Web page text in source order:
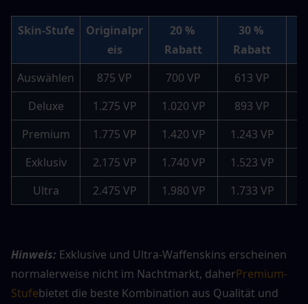
Skin-Stufe
Originalpr
eis
20 %
Rabatt
30 %
Rabatt
Auswählen
875 VP 700 VP 613 VP
Deluxe
1.275 VP 1.020 VP 893 VP
Premium
1.775 VP 1.420 VP 1.243 VP
Exklusiv
2.175 VP 1.740 VP 1.523 VP
Ultra
2.475 VP 1.980 VP 1.733 VP
Hinweis: Exklusive und Ultra-Waffenskins erscheinen
normalerweise nicht im Nachtmarkt, daherPremium-
Stufebietet die beste Kombination aus Qualität und